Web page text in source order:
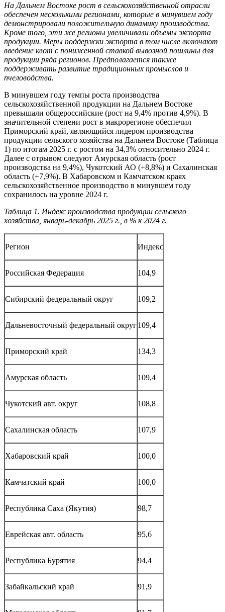
На Дальнем Востоке рост в сельскохозяйственной отрасли
обеспечен несколькими регионами, которые в минувшем году
демонстрировали положительную динамику производства.
Кроме того, эти же регионы увеличивали объемы экспорта
продукции. Меры поддержки экспорта в том числе включают
введение квот с пониженной ставкой вывозной пошлины для
продукции ряда регионов. Предполагается также
поддерживать развитие традиционных промыслов и
пчеловодства.
В минувшем году темпы роста производства
сельскохозяйственной продукции на Дальнем Востоке
превышали общероссийские (рост на 9,4% против 4,9%). В
значительной степени рост в макрорегионе обеспечил
Приморский край, являющийся лидером производства
продукции сельского хозяйства на Дальнем Востоке (Таблица
1) по итогам 2025 г. с ростом на 34,3% относительно 2024 г.
Далее с отрывом следуют Амурская область (рост
производства на 9,4%), Чукотский АО (+8,8%) и Сахалинская
область (+7,9%). В Хабаровском и Камчатском краях
сельскохозяйственное производство в минувшем году
сохранилось на уровне 2024 г.
Таблица 1. Индекс производства продукции сельского
хозяйства, январь-декабрь 2025 г., в % к 2024 г.
Регион Индекс
Российская Федерация 104,9
Сибирский федеральный округ 109,2
Дальневосточный федеральный округ109,4
Приморский край 134,3
Амурская область 109,4
Чукотский авт. округ 108,8
Сахалинская область 107,9
Хабаровский край 100,0
Камчатский край 100,0
Республика Саха (Якутия) 98,7
Еврейская авт. область 95,6
Республика Бурятия 94,4
Забайкальский край 91,9